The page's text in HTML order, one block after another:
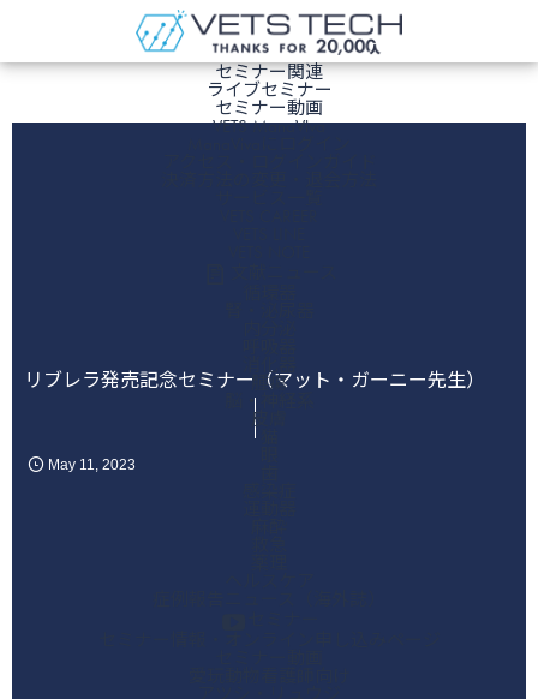
ホーム
セミナー関連
ライブセミナー
セミナー動画
VETS ManaViva
消化器
腫瘍
脳・神経系
皮膚
リブレラ発売記念セミナー（マット・ガーニー先生）
May 11 2023